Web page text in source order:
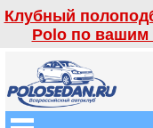
Клубный
Polo по вашим